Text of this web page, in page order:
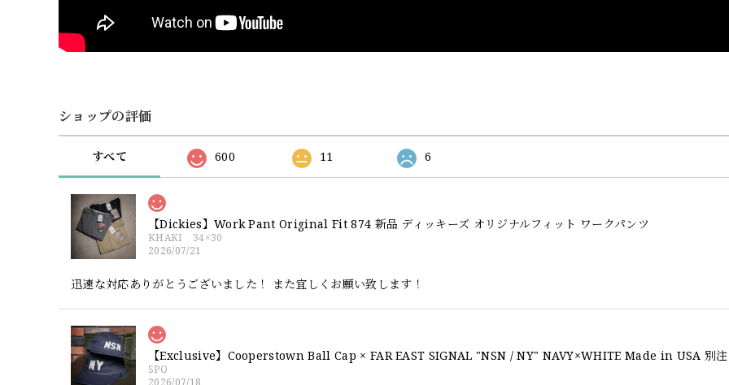
ショップの評価
すべて 600 11 6
【Dickies】Work Pant Original Fit 874 新品 ディッキーズ オリジナルフィット ワークパンツ
KHAKI 34×30
2026/07/21
迅速な対応ありがとうございました！ また宜しくお願い致します！
SPO